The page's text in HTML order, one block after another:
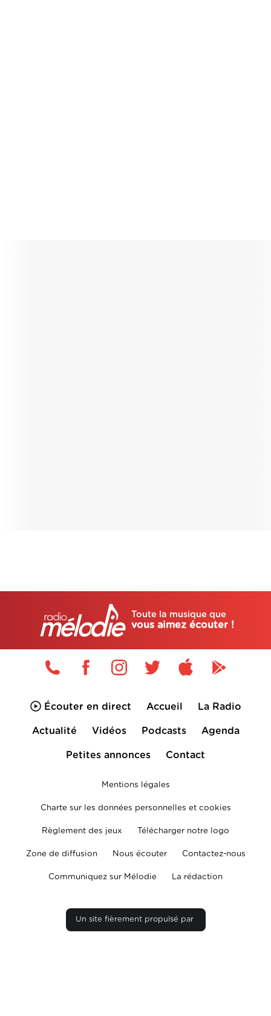
Toute la musique que
vous aimez écouter !
Écouter en direct Accueil La Radio
Actualité Vidéos Podcasts Agenda
Petites annonces Contact
Mentions légales
Charte sur les données personnelles et cookies
Règlement des jeux Télécharger notre logo
Zone de diffusion Nous écouter Contactez-nous
Communiquez sur Mélodie La rédaction
Un site fièrement propulsé par